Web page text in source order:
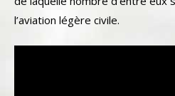
l’aviation légère civile.